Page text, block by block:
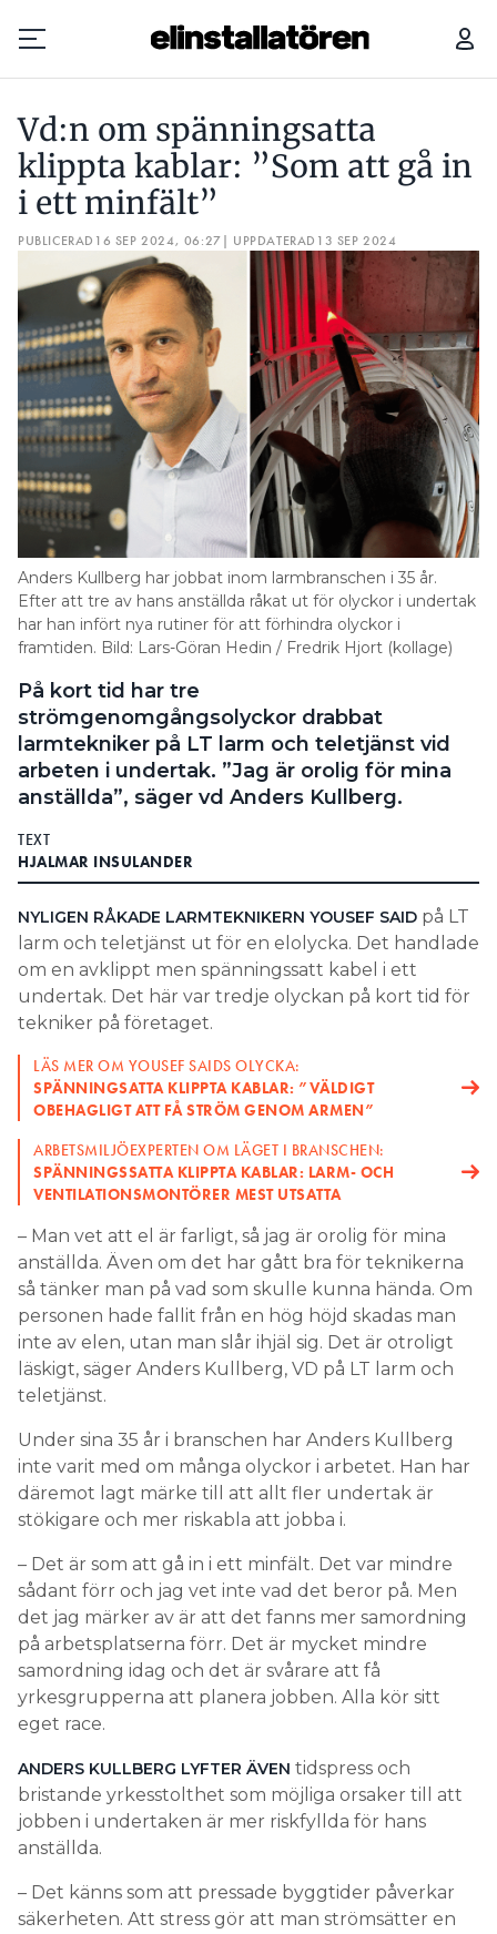
Prenumerera
Hantera prenumeration
Lediga jobb
Annonsera
Läs E-tidningen
Om tidningen
Kontakt
Personuppgifter
Search for:
SEARCH
Vd:n om spänningsatta
klippta kablar: ”Som att gå in
i ett minfält”
PUBLICERAD 16 SEP 2024, 06:27| UPPDATERAD 13 SEP 2024
Anders Kullberg har jobbat inom larmbranschen i 35 år.
Efter att tre av hans anställda råkat ut för olyckor i undertak
har han infört nya rutiner för att förhindra olyckor i
framtiden. Bild: Lars-Göran Hedin / Fredrik Hjort (kollage)
På kort tid har tre
strömgenomgångsolyckor drabbat
larmtekniker på LT larm och teletjänst vid
arbeten i undertak. ”Jag är orolig för mina
anställda”, säger vd Anders Kullberg.
TEXT
HJALMAR INSULANDER
NYLIGEN RÅKADE LARMTEKNIKERN YOUSEF SAID på LT
larm och teletjänst ut för en elolycka. Det handlade
om en avklippt men spänningssatt kabel i ett
undertak. Det här var tredje olyckan på kort tid för
tekniker på företaget.
LÄS MER OM YOUSEF SAIDS OLYCKA:
SPÄNNINGSATTA KLIPPTA KABLAR: ”VÄLDIGT
OBEHAGLIGT ATT FÅ STRÖM GENOM ARMEN”
ARBETSMILJÖEXPERTEN OM LÄGET I BRANSCHEN:
SPÄNNINGSSATTA KLIPPTA KABLAR: LARM- OCH
VENTILATIONSMONTÖRER MEST UTSATTA
– Man vet att el är farligt, så jag är orolig för mina
anställda. Även om det har gått bra för teknikerna
så tänker man på vad som skulle kunna hända. Om
personen hade fallit från en hög höjd skadas man
inte av elen, utan man slår ihjäl sig. Det är otroligt
läskigt, säger Anders Kullberg, VD på LT larm och
teletjänst.
Under sina 35 år i branschen har Anders Kullberg
inte varit med om många olyckor i arbetet. Han har
däremot lagt märke till att allt fler undertak är
stökigare och mer riskabla att jobba i.
– Det är som att gå in i ett minfält. Det var mindre
sådant förr och jag vet inte vad det beror på. Men
det jag märker av är att det fanns mer samordning
på arbetsplatserna förr. Det är mycket mindre
samordning idag och det är svårare att få
yrkesgrupperna att planera jobben. Alla kör sitt
eget race.
ANDERS KULLBERG LYFTER ÄVEN tidspress och
bristande yrkesstolthet som möjliga orsaker till att
jobben i undertaken är mer riskfyllda för hans
anställda.
– Det känns som att pressade byggtider påverkar
säkerheten. Att stress gör att man strömsätter en